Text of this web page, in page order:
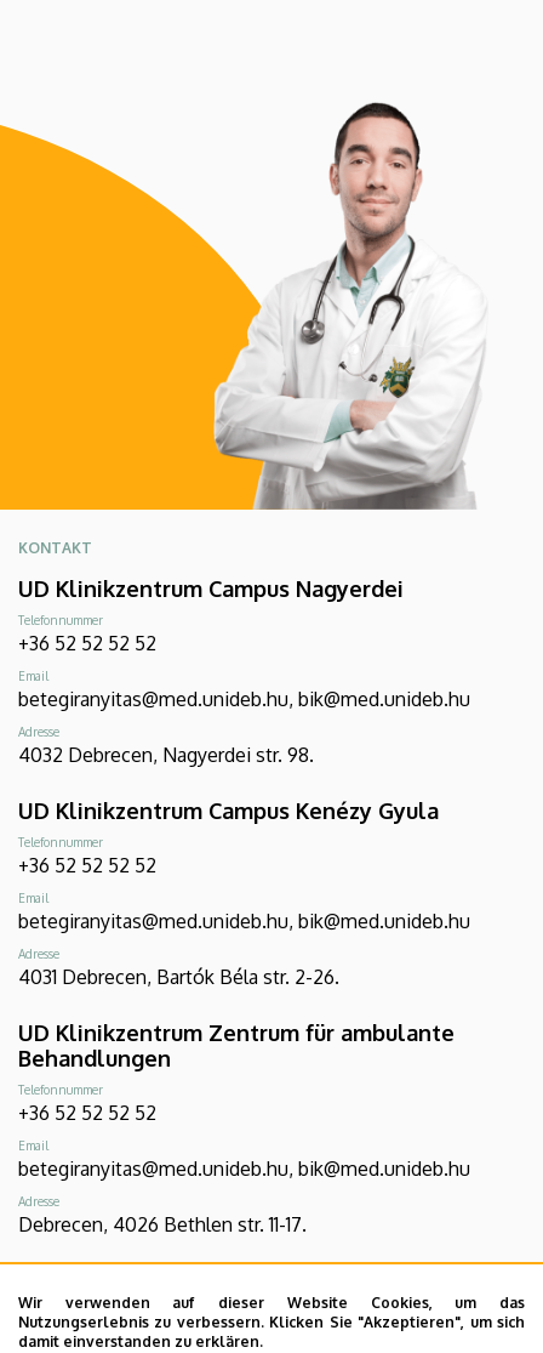
Wir verwenden auf dieser Website Cookies, um das
Nutzungserlebnis zu verbessern. Klicken Sie "Akzeptieren", um sich
damit einverstanden zu erklären.
KONTAKT
UD Klinikzentrum Campus Nagyerdei
Telefonnummer
+36 52 52 52 52
Email
betegiranyitas@med.unideb.hu, bik@med.unideb.hu
Adresse
4032 Debrecen, Nagyerdei str. 98.
UD Klinikzentrum Campus Kenézy Gyula
Telefonnummer
+36 52 52 52 52
Email
betegiranyitas@med.unideb.hu, bik@med.unideb.hu
Adresse
4031 Debrecen, Bartók Béla str. 2-26.
UD Klinikzentrum Zentrum für ambulante
Behandlungen
Telefonnummer
+36 52 52 52 52
Email
betegiranyitas@med.unideb.hu, bik@med.unideb.hu
Adresse
Debrecen, 4026 Bethlen str. 11-17.
Telefonnummer
+36 54 507 555